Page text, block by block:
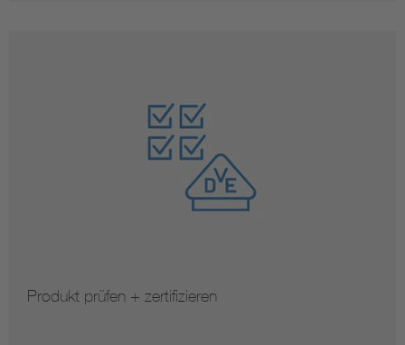
Produkt prüfen + zertifizieren